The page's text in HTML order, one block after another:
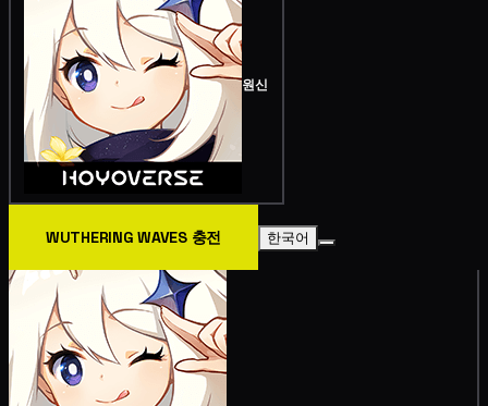
원신
WUTHERING WAVES 충전 한국어